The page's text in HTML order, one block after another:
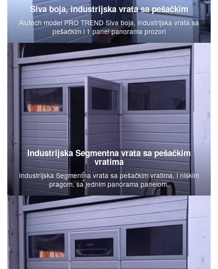
Siva boja, industrijska vrata sa pešačkim
Alutech model PRO TREND Siva boja, industrijska vrata sa
pešačkim i 1 panel panorama prozori
Industrijska Segmentna vrata sa pešačkim
vratima
Industrijska Segmentna vrata sa pešačkim vratima, i niskim
pragom, sa jednim panorama panelom.